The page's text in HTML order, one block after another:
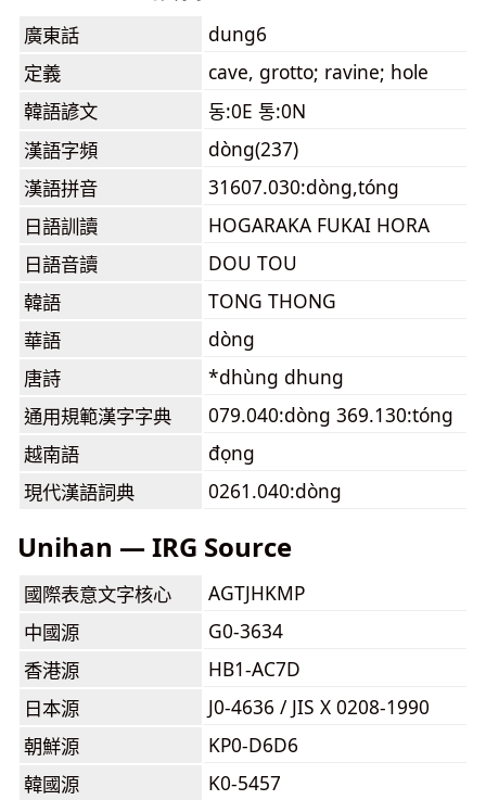
廣東話
dung6
定義
cave, grotto; ravine; hole
韓語諺文
동:0E 통:0N
漢語字頻
dòng(237)
漢語拼音
31607.030:dòng,tóng
日語訓讀
HOGARAKA FUKAI HORA
日語音讀
DOU TOU
韓語
TONG THONG
華語
dòng
唐詩
*dhùng dhung
通用規範漢字字典
079.040:dòng 369.130:tóng
越南語
đọng
現代漢語詞典
0261.040:dòng
Unihan — IRG Source
國際表意文字核心
AGTJHKMP
中國源
G0-3634
香港源
HB1-AC7D
日本源
J0-4636 / JIS X 0208-1990
朝鮮源
KP0-D6D6
韓國源
K0-5457